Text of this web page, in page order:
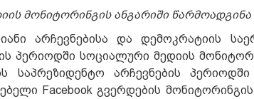
მონიტორინგის ანგარიში წარმოადგინა
არჩევნებისა და დემოკრატიის
პერიოდში სოციალური მედიის
საპრეზიდენტო არჩევნების
Facebook გვერდების